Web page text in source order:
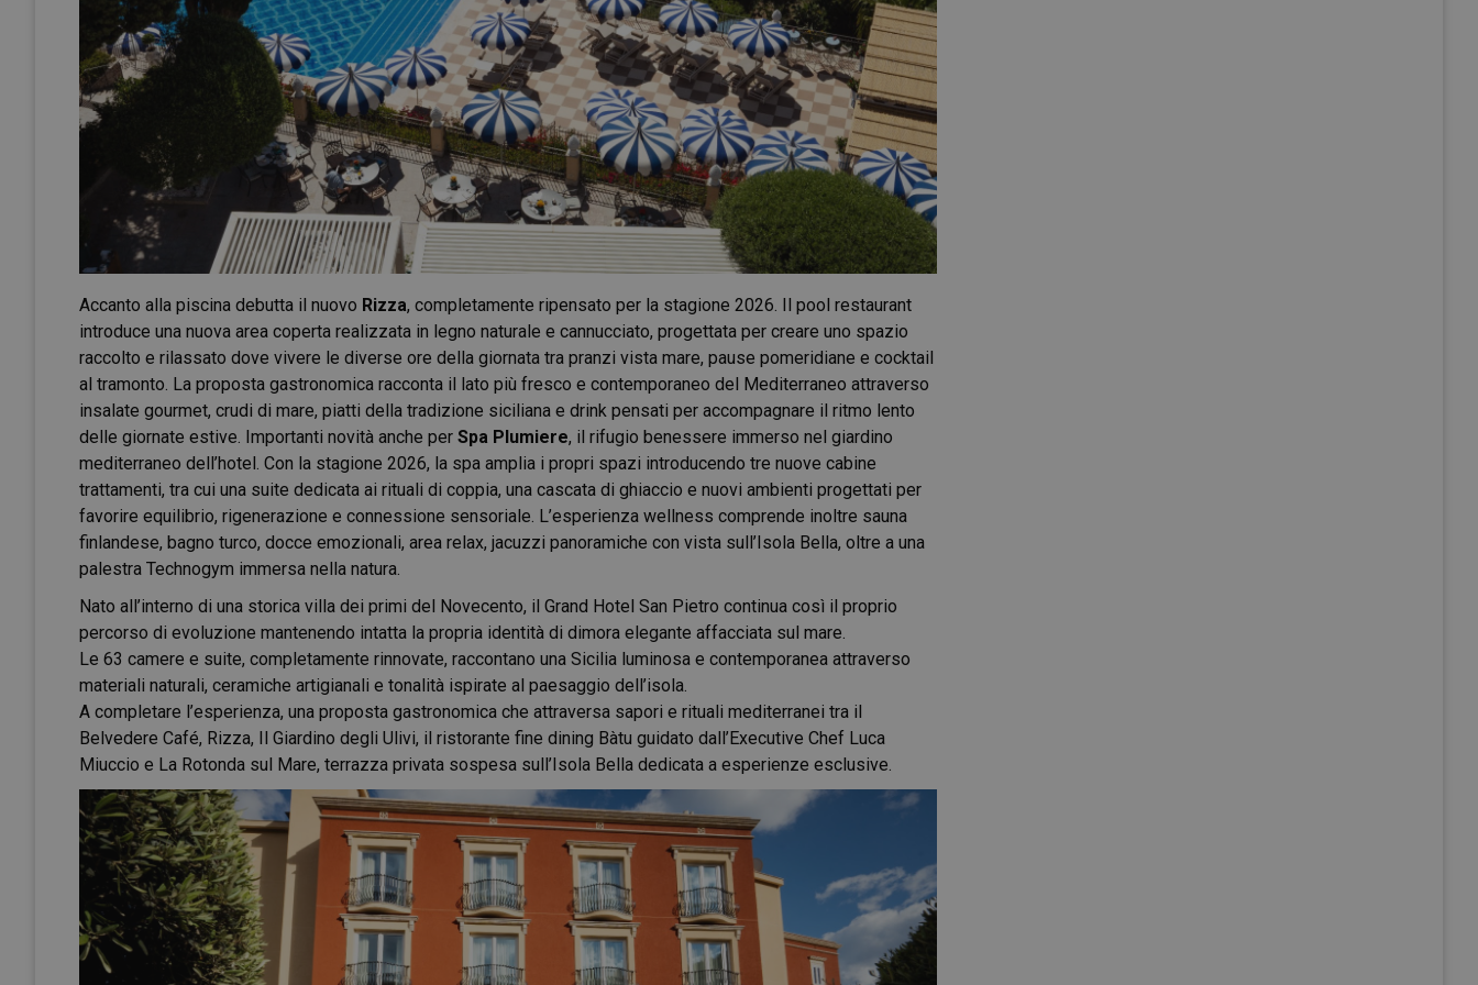
Accanto alla piscina debutta il nuovo Rizza, completamente ripensato per la stagione 2026. Il pool restaurant
introduce una nuova area coperta realizzata in legno naturale e cannucciato, progettata per creare uno spazio
raccolto e rilassato dove vivere le diverse ore della giornata tra pranzi vista mare, pause pomeridiane e cocktail
al tramonto. La proposta gastronomica racconta il lato più fresco e contemporaneo del Mediterraneo attraverso
insalate gourmet, crudi di mare, piatti della tradizione siciliana e drink pensati per accompagnare il ritmo lento
delle giornate estive. Importanti novità anche per Spa Plumiere, il rifugio benessere immerso nel giardino
mediterraneo dell’hotel. Con la stagione 2026, la spa amplia i propri spazi introducendo tre nuove cabine
trattamenti, tra cui una suite dedicata ai rituali di coppia, una cascata di ghiaccio e nuovi ambienti progettati per
favorire equilibrio, rigenerazione e connessione sensoriale. L’esperienza wellness comprende inoltre sauna
finlandese, bagno turco, docce emozionali, area relax, jacuzzi panoramiche con vista sull’Isola Bella, oltre a una
palestra Technogym immersa nella natura.
Nato all’interno di una storica villa dei primi del Novecento, il Grand Hotel San Pietro continua così il proprio
percorso di evoluzione mantenendo intatta la propria identità di dimora elegante affacciata sul mare.
Le 63 camere e suite, completamente rinnovate, raccontano una Sicilia luminosa e contemporanea attraverso
materiali naturali, ceramiche artigianali e tonalità ispirate al paesaggio dell’isola.
A completare l’esperienza, una proposta gastronomica che attraversa sapori e rituali mediterranei tra il
Belvedere Café, Rizza, Il Giardino degli Ulivi, il ristorante fine dining Bàtu guidato dall’Executive Chef Luca
Miuccio e La Rotonda sul Mare, terrazza privata sospesa sull’Isola Bella dedicata a esperienze esclusive.